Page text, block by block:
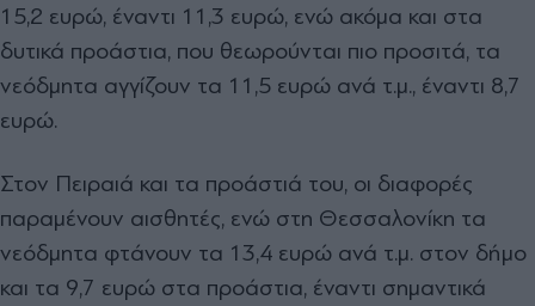
15,2 ευρώ, έναντι 11,3 ευρώ, ενώ ακόμα και στα
δυτικά προάστια, που θεωρούνται πιο προσιτά, τα
νεόδμητα αγγίζουν τα 11,5 ευρώ ανά τ.μ., έναντι 8,7
ευρώ.
Στον Πειραιά και τα προάστιά του, οι διαφορές
παραμένουν αισθητές, ενώ στη Θεσσαλονίκη τα
νεόδμητα φτάνουν τα 13,4 ευρώ ανά τ.μ. στον δήμο
και τα 9,7 ευρώ στα προάστια, έναντι σημαντικά